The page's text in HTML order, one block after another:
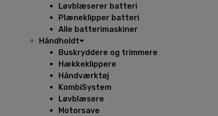
Løvblæserer batteri
Plæneklipper batteri
Alle batterimaskiner
Håndholdt
Buskryddere og trimmere
Hækkeklippere
Håndværktøj
KombiSystem
Løvblæsere
Motorsave